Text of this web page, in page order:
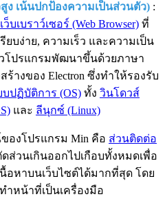
สูง เน้นปกป้องความเป็นส่วนตัว) :
เว็บเบราว์เซอร์ (Web Browser) ที่
บง่าย, ความเร็ว และความเป็น
โปรแกรมพัฒนาขึ้นด้วยภาษา
ร้างของ Electron ซึ่งทำให้รองรับ
บปฏิบัติการ (OS) ทั้ง วินโดวส์
และ ลีนุกซ์ (Linux)
องโปรแกรม Min คือ ส่วนติดต่อ
ส่วนเกินออกไปเกือบทั้งหมดเพื่อ
อหาบนเว็บไซต์ได้มากที่สุด โดย
ทำหน้าที่เป็นเครื่องมือ